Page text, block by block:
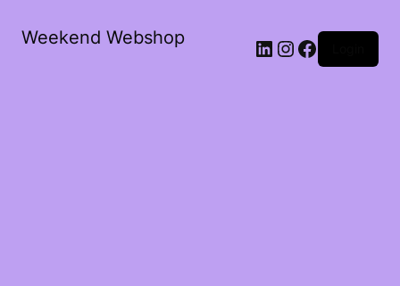
Weekend Webshop LinkedIn
Instagram
Facebook